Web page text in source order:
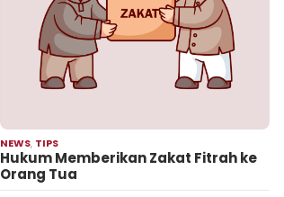
NEWS, TIPS
Hukum Memberikan Zakat Fitrah ke
Orang Tua